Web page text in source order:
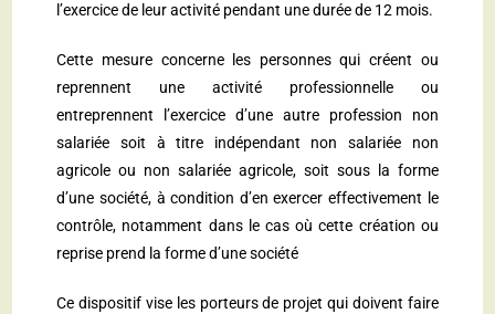
l’exercice de leur activité pendant une durée de 12 mois.
Cette mesure concerne les personnes qui créent ou
reprennent une activité professionnelle ou
entreprennent l’exercice d’une autre profession non
salariée soit à titre indépendant non salariée non
agricole ou non salariée agricole, soit sous la forme
d’une société, à condition d’en exercer effectivement le
contrôle, notamment dans le cas où cette création ou
reprise prend la forme d’une société
Ce dispositif vise les porteurs de projet qui doivent faire